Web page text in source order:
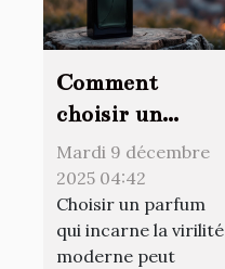
Comment
choisir un
parfum qui
reflète la virilité
moderne ?
Mardi 9 décembre
2025 04:42
Choisir un parfum
qui incarne la virilité
moderne peut